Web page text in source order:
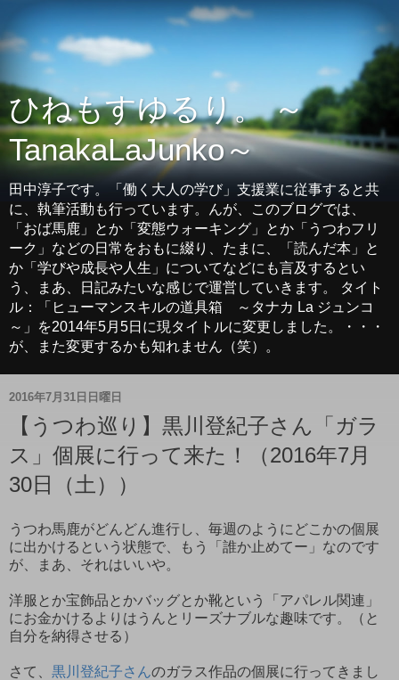
ひねもすゆるり。 ～
TanakaLaJunko～
田中淳子です。「働く大人の学び」支援業に従事すると共
に、執筆活動も行っています。んが、このブログでは、
「おば馬鹿」とか「変態ウォーキング」とか「うつわフリ
ーク」などの日常をおもに綴り、たまに、「読んだ本」と
か「学びや成長や人生」についてなどにも言及するとい
う、まあ、日記みたいな感じで運営していきます。 タイト
ル：「ヒューマンスキルの道具箱 ～タナカ La ジュンコ
～」を2014年5月5日に現タイトルに変更しました。・・・
が、また変更するかも知れません（笑）。
2016年7月31日日曜日
【うつわ巡り】黒川登紀子さん「ガラ
ス」個展に行って来た！（2016年7月
30日（土））
うつわ馬鹿がどんどん進行し、毎週のようにどこかの個展
に出かけるという状態で、もう「誰か止めてー」なのです
が、まあ、それはいいや。
洋服とか宝飾品とかバッグとか靴という「アパレル関連」
にお金かけるよりはうんとリーズナブルな趣味です。（と
自分を納得させる）
さて、 黒川登紀子さんのガラス作品の個展に行ってきまし